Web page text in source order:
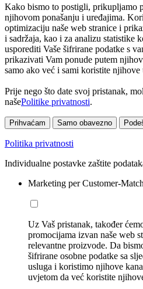
Kako bismo to postigli, prikupljamo
njihovom ponašanju i uređajima.
optimizaciju naše web stranice i
i sadržaja, kao i za analizu statistike
usporediti Vaše šifrirane podatke s
prikazivati Vam ponude putem
samo ako već i sami koristite njihove
Prije nego što date svoj pristanak,
našePolitike privatnosti.
Prihvaćam Samo obavezno
Politika privatnosti
Individualne postavke zaštite
Marketing per Customer-Match
Uz Vaš pristanak, također
promocijama izvan naše web
relevantne proizvode. Da
šifrirane osobne podatke sa
usluga i koristimo njihove
uvjetom da već koristite